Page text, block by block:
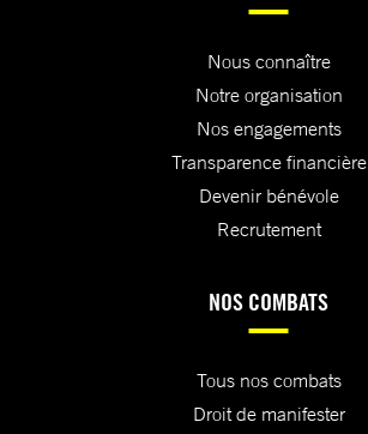
Nous connaître
Notre organisation
Nos engagements
Transparence financière
Devenir bénévole
Recrutement
NOS COMBATS
Tous nos combats
Droit de manifester